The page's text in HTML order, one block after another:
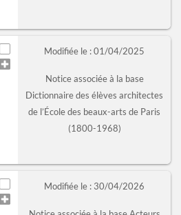
Modifiée le : 01/04/2025
Notice associée à la base
Dictionnaire des élèves architectes
de l’École des beaux-arts de Paris
(1800-1968)
Modifiée le : 30/04/2026